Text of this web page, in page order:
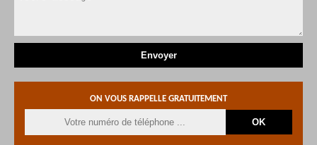
ON VOUS RAPPELLE GRATUITEMENT